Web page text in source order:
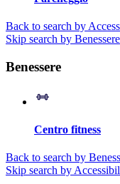
Back to search by
Skip search by Benessere
Benessere
Centro fitness
Back to search by
Skip search by